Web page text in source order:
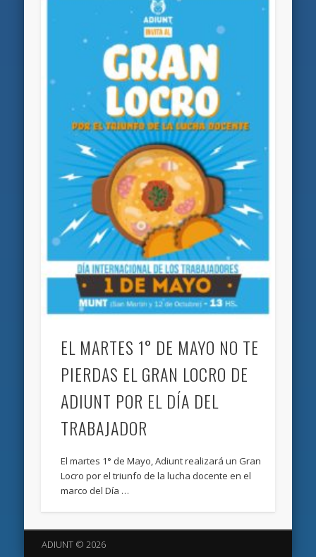
EL MARTES 1° DE MAYO NO TE
PIERDAS EL GRAN LOCRO DE
ADIUNT POR EL DÍA DEL
TRABAJADOR
El martes 1° de Mayo, Adiunt realizará un Gran
Locro por el triunfo de la lucha docente en el
marco del Día …
ADIUNT © 2026